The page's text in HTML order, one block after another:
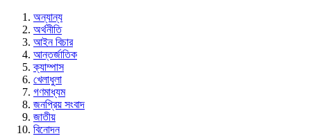
অন্যান্য
অর্থনীতি
আইন বিচার
আন্তর্জাতিক
ক্যাম্পাস
খেলাধুলা
গণমাধ্যম
জনপ্রিয় সংবাদ
জাতীয়
বিনোদন